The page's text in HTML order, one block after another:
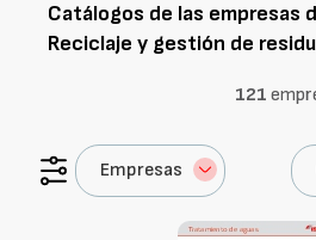
Catálogos de las empresas
Reciclaje y gestión de
121
Empresas